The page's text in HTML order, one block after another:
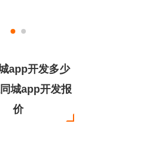
app开发多少
城app开发报
价